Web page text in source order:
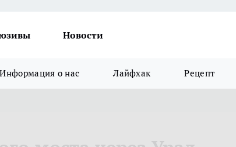
Новости
Информация о нас Лайфхак Рецепт